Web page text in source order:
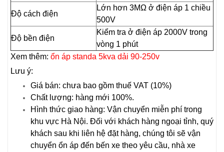
Độ cách điện
Lớn hơn 3MΩ ở điện áp 1 chiều
500V
Độ bền điện
Kiểm tra ở điện áp 2000V trong
vòng 1 phút
Xem thêm: ổn áp standa 5kva dải 90-250v
Lưu ý:
Giá bán: chưa bao gồm thuế VAT (10%)
Chất lượng: hàng mới 100%.
Hình thức giao hàng: Vận chuyển miễn phí trong
khu vực Hà Nội. Đối với khách hàng ngoại tỉnh, quý
khách sau khi liên hệ đặt hàng, chúng tôi sẽ vận
chuyển ổn áp đến bến xe theo yêu cầu, nhà xe